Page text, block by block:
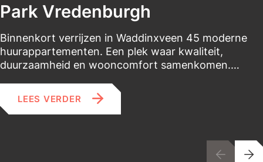
Park Vredenburgh
Binnenkort verrijzen in Waddinxveen 45 moderne
huurappartementen. Een plek waar kwaliteit,
duurzaamheid en wooncomfort samenkomen.…
LEES VERDER